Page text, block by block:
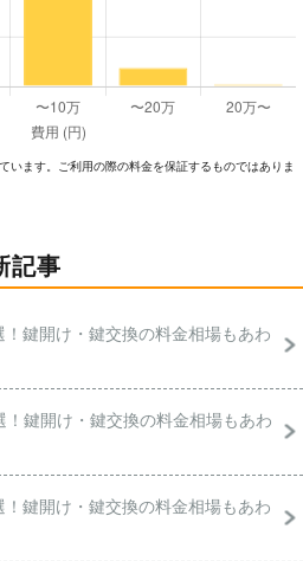
います。ご利⽤の際の料⾦を保証するものではありま
記事
鍵開け・鍵交換の料金相場もあわ
鍵開け・鍵交換の料金相場もあわ
鍵開け・鍵交換の料金相場もあわ